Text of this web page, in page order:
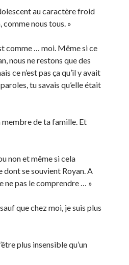
au caractère froid
comme nous tous. »
comme … moi. Même si ce
nous ne restons que des
ce n’est pas ça qu’il y avait
tu savais qu’elle était
membre de ta famille. Et
non et même si cela
dont se souvient Royan. A
ne pas le comprendre … »
que chez moi, je suis plus
plus insensible qu’un